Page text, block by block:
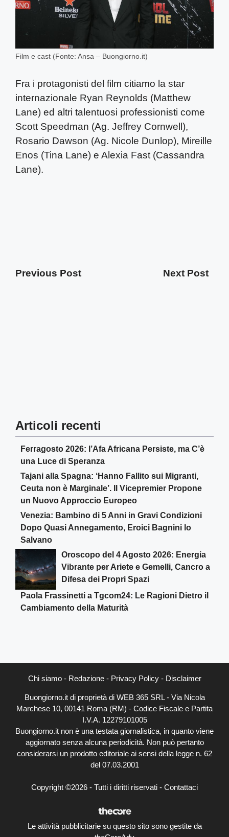
Film e cast (Fonte: Ansa – Buongiorno.it)
Fra i protagonisti del film citiamo la star
internazionale Ryan Reynolds (Matthew
Lane) ed altri talentuosi professionisti come
Scott Speedman (Ag. Jeffrey Cornwell),
Rosario Dawson (Ag. Nicole Dunlop), Mireille
Enos (Tina Lane) e Alexia Fast (Cassandra
Lane).
Previous Post Next Post
Articoli recenti
Ferragosto 2026: l’Afa Africana Persiste, ma C’è
una Luce di Speranza
Tajani alla Spagna: ‘Hanno Fallito sui Migranti,
Ceuta non è Marginale’. Il Vicepremier Propone
un Nuovo Approccio Europeo
Venezia: Bambino di 5 Anni in Gravi Condizioni
Dopo Quasi Annegamento, Eroici Bagnini lo
Salvano
Oroscopo del 4 Agosto 2026: Energia
Vibrante per Ariete e Gemelli, Cancro a
Difesa dei Propri Spazi
Paola Frassinetti a Tgcom24: Le Ragioni Dietro il
Cambiamento della Maturità
Chi siamo- Redazione- Privacy Policy- Disclaimer
Buongiorno.it di proprietà di WEB 365 SRL - Via Nicola
Marchese 10, 00141 Roma (RM) - Codice Fiscale e Partita
I.V.A. 12279101005
Buongiorno.it non è una testata giornalistica, in quanto viene
aggiornato senza alcuna periodicità. Non può pertanto
considerarsi un prodotto editoriale ai sensi della legge n. 62
del 07.03.2001
Copyright ©2026 - Tutti i diritti riservati - Contattaci
Le attività pubblicitarie su questo sito sono gestite da